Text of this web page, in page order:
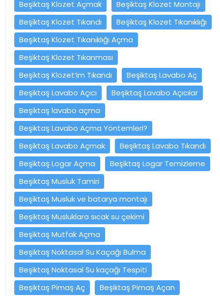
Beşiktaş Klozet Açmak
Beşiktaş Klozet Montajı
Beşiktaş Klozet Tıkandı
Beşiktaş Klozet Tıkanıklığı
Beşiktaş Klozet Tıkanıklığı Açma
Beşiktaş Klozet Tıkanması
Beşiktaş Klozet’im Tıkandı
Beşiktaş Lavabo Aç
Beşiktaş Lavabo Açıcı
Beşiktaş Lavabo Açıcılar
Beşiktaş lavabo açma
Beşiktaş Lavabo Açma Yöntemleri?
Beşiktaş Lavabo Açmak
Beşiktaş Lavabo Tıkandı
Beşiktaş Logar Açma
Beşiktaş Logar Temizleme
Beşiktaş Musluk Tamiri
Beşiktaş Musluk ve batarya montajı
Beşiktaş Musluklara sıcak su çekimi
Beşiktaş Mutfak Açma
Beşiktaş Noktasal Su Kaçağı Bulma
Beşiktaş Noktasal Su kaçağı Tespiti
Beşiktaş Pimaş Aç
Beşiktaş Pimaş Açan